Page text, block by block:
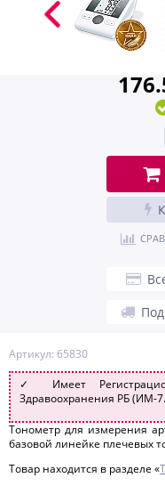
Артикул: 65830
✓ Имеет
Здравоохранения РБ (ИМ-
Тонометр для измерения
базовой линейке плечевых
Товар находится в разделе «